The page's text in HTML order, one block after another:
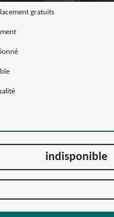
gratuits
indisponible